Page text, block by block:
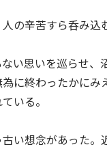
人の辛苦すら呑み
い思いを巡らせ
に終わったかに
いる。
い想念があった